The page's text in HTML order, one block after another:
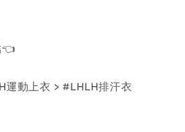
👈
運動上衣 > #LHLH排汗衣